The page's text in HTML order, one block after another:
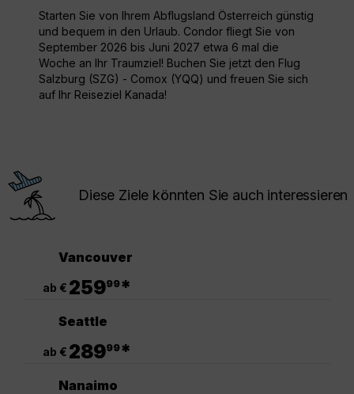
Starten Sie von Ihrem Abflugsland Österreich günstig
und bequem in den Urlaub. Condor fliegt Sie von
September 2026 bis Juni 2027 etwa 6 mal die
Woche an Ihr Traumziel! Buchen Sie jetzt den Flug
Salzburg (SZG) - Comox (YQQ) und freuen Sie sich
auf Ihr Reiseziel Kanada!
Diese Ziele könnten Sie auch interessieren
Vancouver
ab € 25999*
Seattle
ab € 28999*
Nanaimo